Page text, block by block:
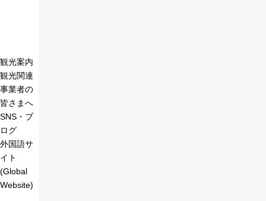
観光案内
観光関連
事業者の
皆さまへ
SNS・ブ
ログ
外国語サ
イト
(Global
Website)